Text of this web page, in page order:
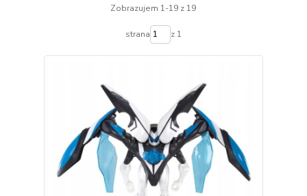
Zobrazujem 1-19 z 19
strana z 1